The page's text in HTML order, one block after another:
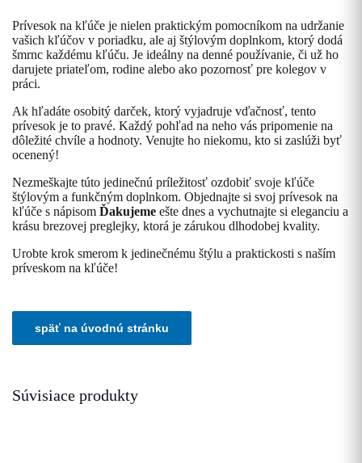
Prívesok na kľúče je nielen praktickým pomocníkom na udržanie
vašich kľúčov v poriadku, ale aj štýlovým doplnkom, ktorý dodá
šmrnc každému kľúču. Je ideálny na denné používanie, či už ho
darujete priateľom, rodine alebo ako pozornosť pre kolegov v
práci.
Ak hľadáte osobitý darček, ktorý vyjadruje vďačnosť, tento
prívesok je to pravé. Každý pohľad na neho vás pripomenie na
dôležité chvíle a hodnoty. Venujte ho niekomu, kto si zaslúži byť
ocenený!
Nezmeškajte túto jedinečnú príležitosť ozdobiť svoje kľúče
štýlovým a funkčným doplnkom. Objednajte si svoj prívesok na
kľúče s nápisom Ďakujeme ešte dnes a vychutnajte si eleganciu a
krásu brezovej preglejky, ktorá je zárukou dlhodobej kvality.
Urobte krok smerom k jedinečnému štýlu a praktickosti s naším
príveskom na kľúče!
Súvisiace produkty